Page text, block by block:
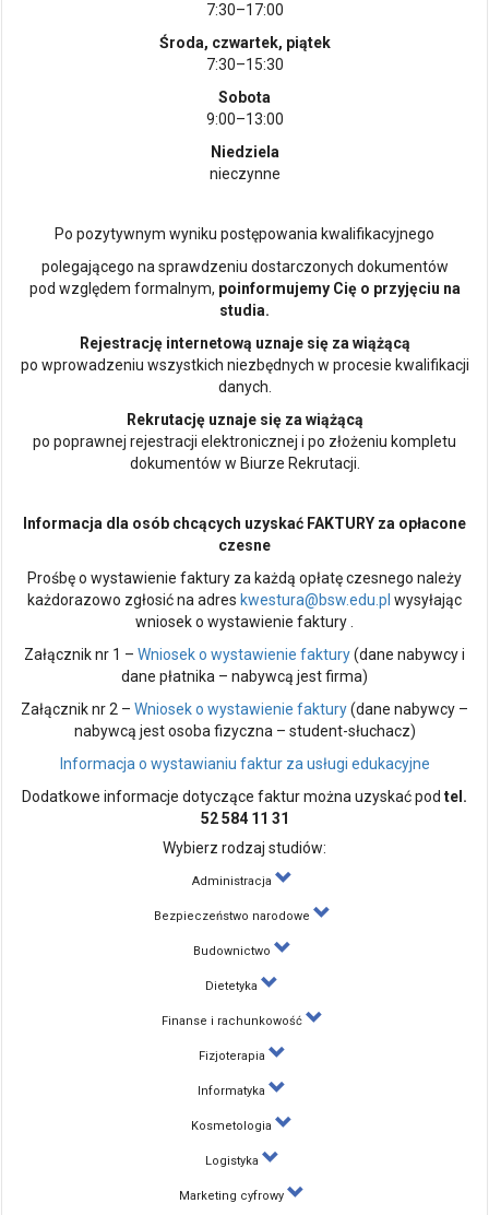
7:30–17:00
Środa, czwartek, piątek
7:30–15:30
Sobota
9:00–13:00
Niedziela
nieczynne
Po pozytywnym wyniku postępowania kwalifikacyjnego
polegającego na sprawdzeniu dostarczonych dokumentów
pod względem formalnym, poinformujemy Cię o przyjęciu na
studia.
Rejestrację internetową uznaje się za wiążącą
po wprowadzeniu wszystkich niezbędnych w procesie kwalifikacji
danych.
Rekrutację uznaje się za wiążącą
po poprawnej rejestracji elektronicznej i po złożeniu kompletu
dokumentów w Biurze Rekrutacji.
Informacja dla osób chcących uzyskać FAKTURY za opłacone
czesne
Prośbę o wystawienie faktury za każdą opłatę czesnego należy
każdorazowo zgłosić na adres kwestura@bsw.edu.pl wysyłając
wniosek o wystawienie faktury .
Załącznik nr 1 – Wniosek o wystawienie faktury(dane nabywcy i
dane płatnika – nabywcą jest firma)
Załącznik nr 2 – Wniosek o wystawienie faktury(dane nabywcy –
nabywcą jest osoba fizyczna – student-słuchacz)
Informacja o wystawianiu faktur za usługi edukacyjne
Dodatkowe informacje dotyczące faktur można uzyskać pod tel.
52 584 11 31
Wybierz rodzaj studiów:
Administracja
Bezpieczeństwo narodowe
Budownictwo
Dietetyka
Finanse i rachunkowość
Fizjoterapia
Informatyka
Kosmetologia
Logistyka
Marketing cyfrowy